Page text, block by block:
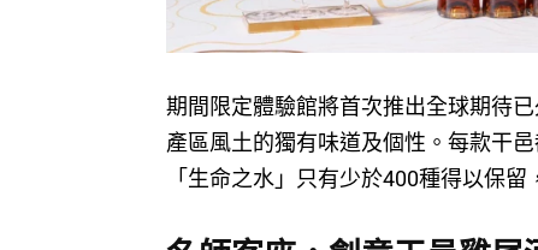
期間限定體驗館將首次推出全球期待
產區風土的獨有味道及個性。每款干
「生命之水」只有少於400種得以保留